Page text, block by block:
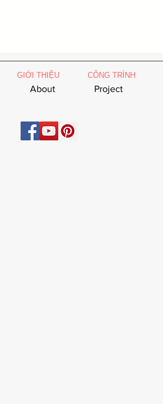
CÔNG TRÌNH
GIỚI THIỆU
About Project